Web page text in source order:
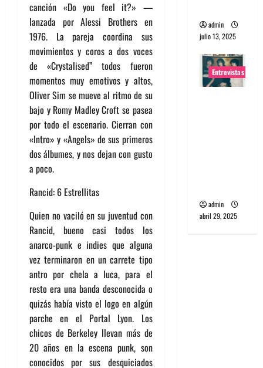
canción «Do you feel it?» —
lanzada por Alessi Brothers en
1976. La pareja coordina sus
movimientos y coros a dos voces
de «Crystalised” todos fueron
momentos muy emotivos y altos,
Oliver Sim se mueve al ritmo de su
bajo y Romy Madley Croft se pasea
por todo el escenario. Cierran con
«Intro» y «Angels» de sus primeros
dos álbumes, y nos dejan con gusto
a poco.
Rancid: 6 Estrellitas
Quien no vaciló en su juventud con
Rancid, bueno casi todos los
anarco-punk e indies que alguna
vez terminaron en un carrete tipo
antro por chela a luca, para el
resto era una banda desconocida o
quizás había visto el logo en algún
parche en el Portal Lyon. Los
chicos de Berkeley llevan más de
20 años en la escena punk, son
conocidos por sus desquiciados
admin
julio 13, 2025
Entrevistas
admin
abril 29, 2025